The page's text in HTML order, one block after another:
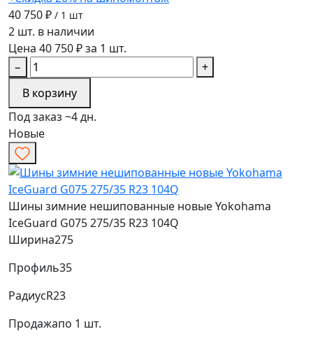
40 750 ₽ / 1 шт
2 шт. в наличии
Цена 40 750 ₽ за 1 шт.
−
+
В корзину
Под заказ ~4 дн.
Новые
Шины зимние нешипованные новые Yokohama
IceGuard G075 275/35 R23 104Q
Ширина275
Профиль35
РадиусR23
Продажапо 1 шт.